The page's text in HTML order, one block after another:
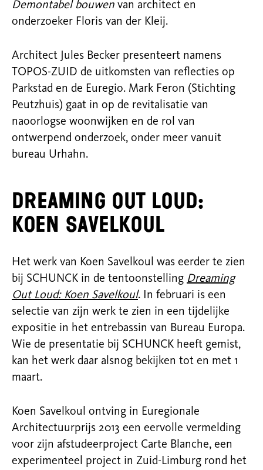
Demontabel bouwen van architect en
onderzoeker Floris van der Kleij.
Architect Jules Becker presenteert namens
TOPOS-ZUID de uitkomsten van reflecties op
Parkstad en de Euregio. Mark Feron (Stichting
Peutzhuis) gaat in op de revitalisatie van
naoorlogse woonwijken en de rol van
ontwerpend onderzoek, onder meer vanuit
bureau Urhahn.
Dreaming Out Loud:
Koen Savelkoul
Het werk van Koen Savelkoul was eerder te zien
bij SCHUNCK in de tentoonstelling Dreaming
Out Loud: Koen Savelkoul. In februari is een
selectie van zijn werk te zien in een tijdelijke
expositie in het entrebassin van Bureau Europa.
Wie de presentatie bij SCHUNCK heeft gemist,
kan het werk daar alsnog bekijken tot en met 1
maart.
Koen Savelkoul ontving in Euregionale
Architectuurprijs 2013 een eervolle vermelding
voor zijn afstudeerproject Carte Blanche, een
experimenteel project in Zuid-Limburg rond het